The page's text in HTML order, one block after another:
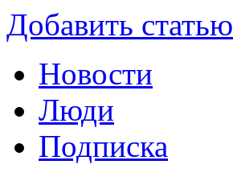
Добавить статью
Новости
Люди
Подписка